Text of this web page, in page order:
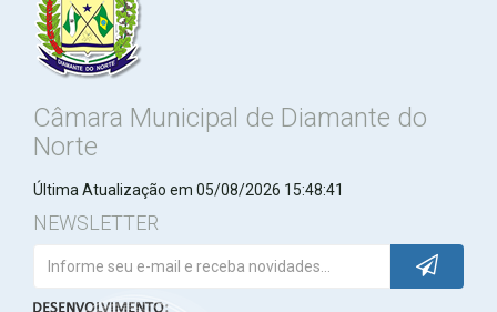
Câmara Municipal de Diamante do
Norte
Última Atualização em 05/08/2026 15:48:41
NEWSLETTER